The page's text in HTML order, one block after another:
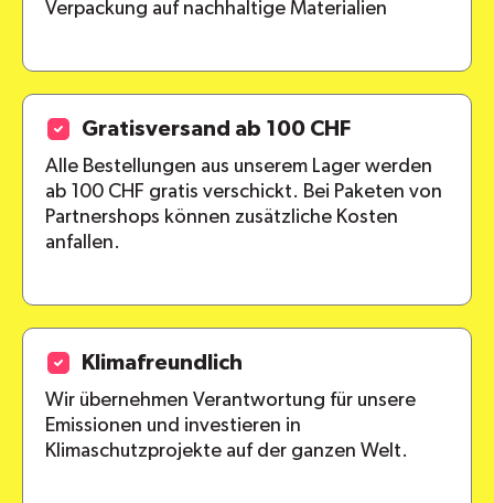
Verpackung auf nachhaltige Materialien
Gratisversand ab 100 CHF
Alle Bestellungen aus unserem Lager werden
ab 100 CHF gratis verschickt. Bei Paketen von
Partnershops können zusätzliche Kosten
anfallen.
Klimafreundlich
Wir übernehmen Verantwortung für unsere
Emissionen und investieren in
Klimaschutzprojekte auf der ganzen Welt.